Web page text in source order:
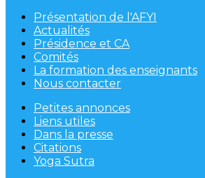
Présentation de l'AFYI
Actualités
Présidence et CA
Comités
La formation des enseignants
Nous contacter
Petites annonces
Liens utiles
Dans la presse
Citations
Yoga Sutra